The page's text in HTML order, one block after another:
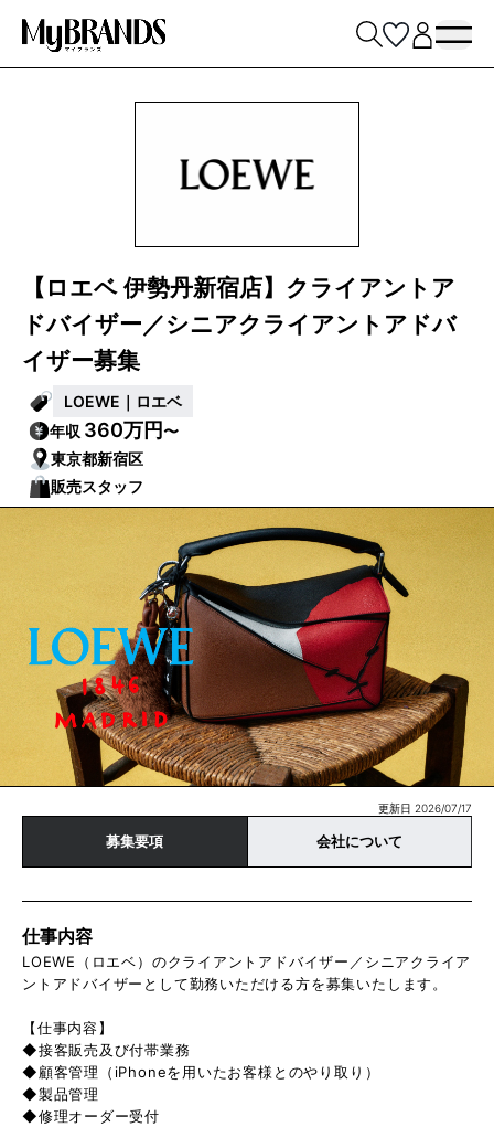
【ロエベ 伊勢丹新宿店】クライアントア
ドバイザー／シニアクライアントアドバ
イザー募集
LOEWE｜ロエベ
年収 360万円〜
東京都新宿区
販売スタッフ
更新日 2026/07/17
募集要項 会社について
仕事内容
LOEWE（ロエベ）のクライアントアドバイザー／シニアクライア
ントアドバイザーとして勤務いただける方を募集いたします。
【仕事内容】
◆接客販売及び付帯業務
◆顧客管理（iPhoneを用いたお客様とのやり取り）
◆製品管理
◆修理オーダー受付